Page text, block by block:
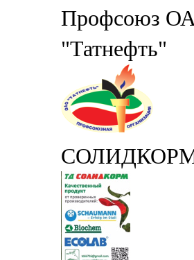
Профсоюз
"Татнефть"